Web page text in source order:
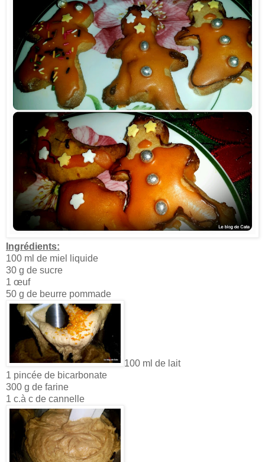
Ingrédients:
100 ml de miel liquide
30 g de sucre
1 œuf
50 g de beurre pommade
100 ml de lait
1 pincée de bicarbonate
300 g de farine
1 c.à c de cannelle